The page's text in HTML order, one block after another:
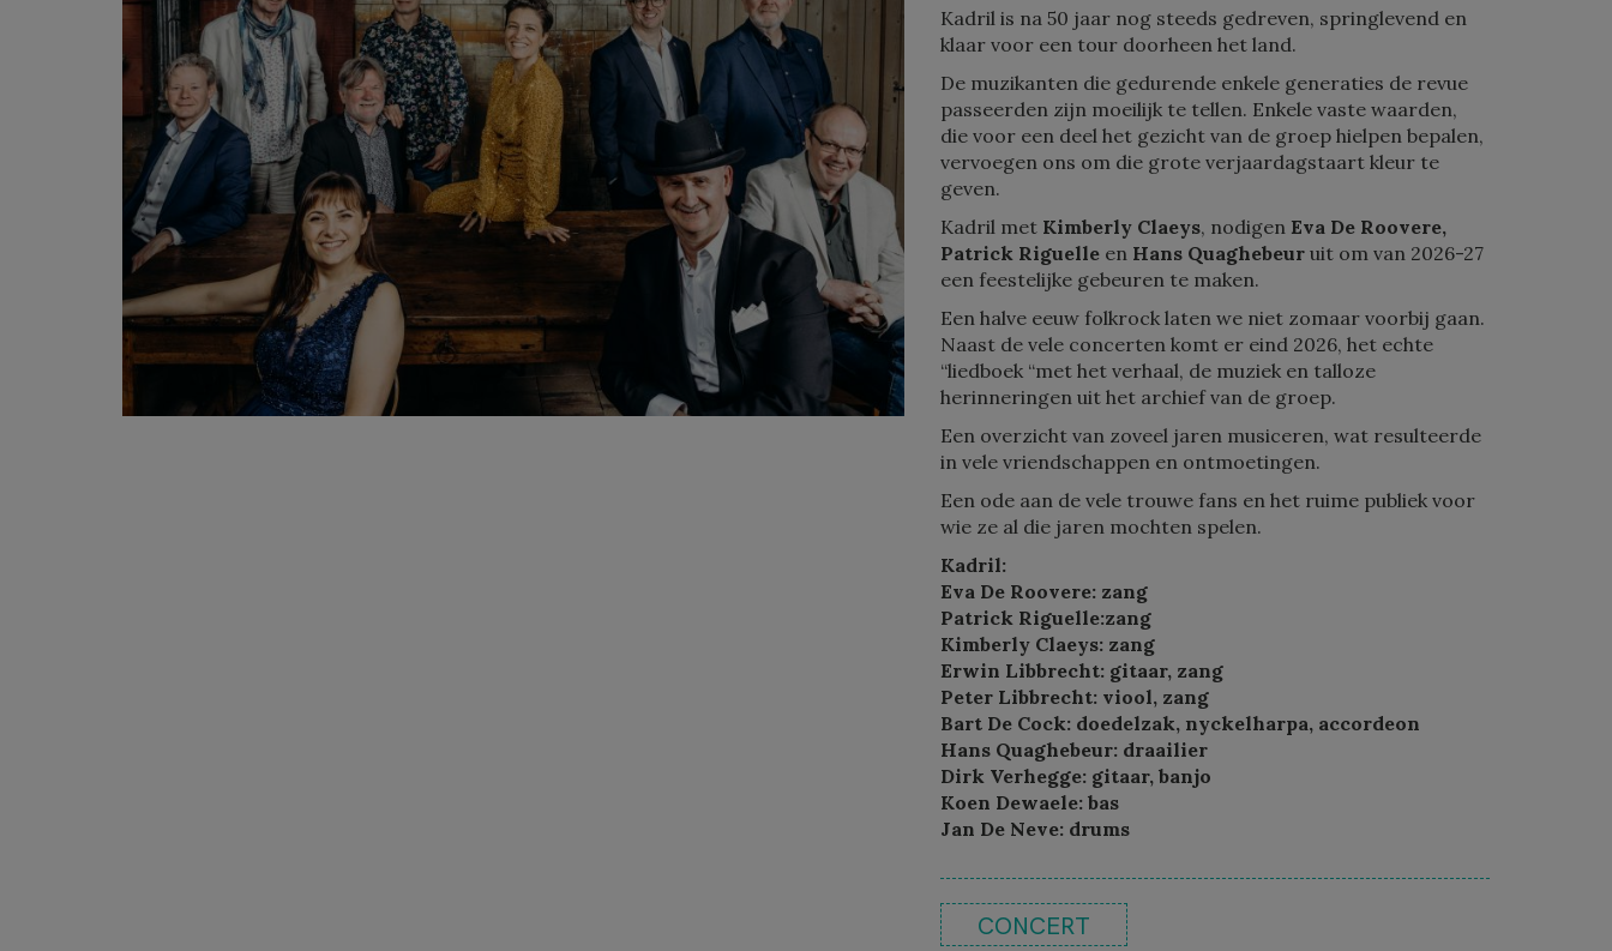
LEZING/LITERATUUR
TE GAST
Kadril is na 50 jaar nog steeds gedreven, springlevend en
klaar voor een tour doorheen het land.
De muzikanten die gedurende enkele generaties de revue
passeerden zijn moeilijk te tellen. Enkele vaste waarden,
die voor een deel het gezicht van de groep hielpen bepalen,
vervoegen ons om die grote verjaardagstaart kleur te
geven.
Kadril met Kimberly Claeys, nodigen Eva De Roovere,
Patrick Riguelle en Hans Quaghebeur uit om van 2026-27
een feestelijke gebeuren te maken.
Een halve eeuw folkrock laten we niet zomaar voorbij gaan.
Naast de vele concerten komt er eind 2026, het echte
“liedboek “met het verhaal, de muziek en talloze
herinneringen uit het archief van de groep.
Een overzicht van zoveel jaren musiceren, wat resulteerde
in vele vriendschappen en ontmoetingen.
Een ode aan de vele trouwe fans en het ruime publiek voor
wie ze al die jaren mochten spelen.
Kadril:
Eva De Roovere: zang
Patrick Riguelle:zang
Kimberly Claeys: zang
Erwin Libbrecht: gitaar, zang
Peter Libbrecht: viool, zang
Bart De Cock: doedelzak, nyckelharpa, accordeon
Hans Quaghebeur: draailier
Dirk Verhegge: gitaar, banjo
Koen Dewaele: bas
Jan De Neve: drums
CONCERT